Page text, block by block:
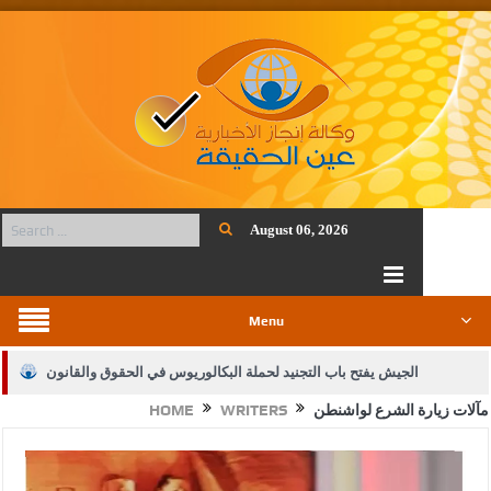
August 06, 2026
Menu
الجيش يفتح باب التجنيد لحملة البكالوريوس في الحقوق والقانون
بيان اجتماع عمّان:دعم الوصاية الهاشمية التاريخية على المقدسات
الإسلامية والمسيحية
HOME WRITERS مآلات زيارة الشرع لواشنطن